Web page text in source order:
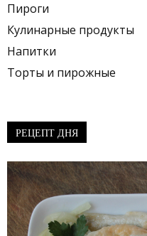
Пироги
Кулинарные продукты
Напитки
Торты и пирожные
РЕЦЕПТ ДНЯ